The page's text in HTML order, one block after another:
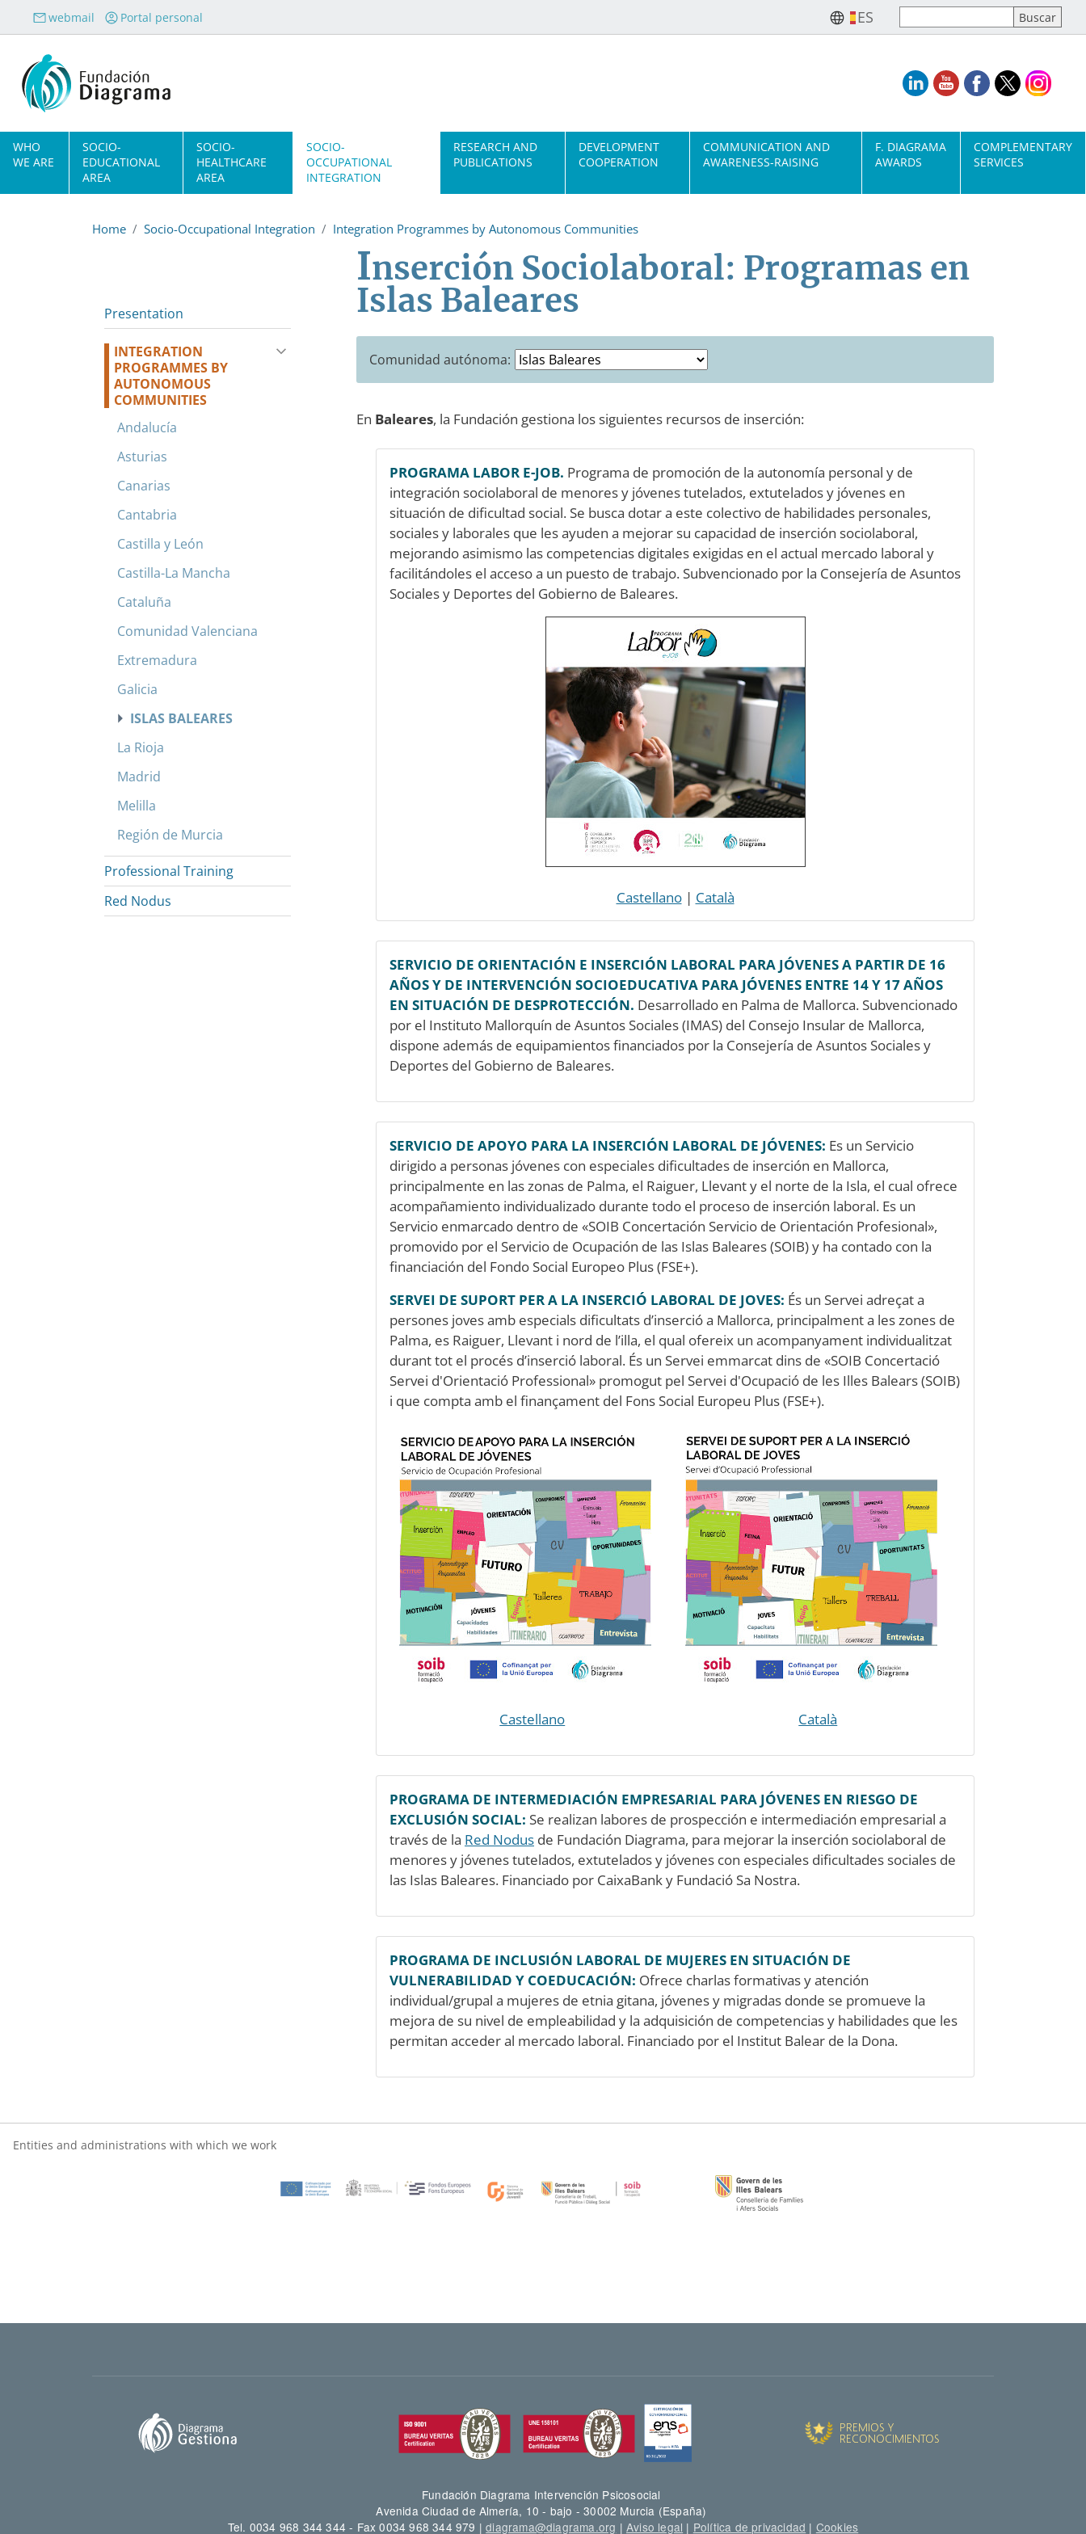
Skip to main content
webmail Portal personal ES
Navegación principal
WHO
WE ARE
SOCIO-
EDUCATIONAL
AREA
SOCIO-
HEALTHCARE
AREA
SOCIO-
OCCUPATIONAL
INTEGRATION
RESEARCH AND
PUBLICATIONS
DEVELOPMENT
COOPERATION
COMMUNICATION AND
AWARENESS-RAISING
F. DIAGRAMA
AWARDS
COMPLEMENTARY
SERVICES
Home Socio-Occupational Integration Integration Programmes by Autonomous Communities
Inserción Sociolaboral: Programas en
Islas Baleares
Comunidad autónoma:
En Baleares, la Fundación gestiona los siguientes recursos de inserción:
PROGRAMA LABOR E-JOB. Programa de promoción de la autonomía personal y de
integración sociolaboral de menores y jóvenes tutelados, extutelados y jóvenes en
situación de dificultad social. Se busca dotar a este colectivo de habilidades personales,
sociales y laborales que les ayuden a mejorar su capacidad de inserción sociolaboral,
mejorando asimismo las competencias digitales exigidas en el actual mercado laboral y
facilitándoles el acceso a un puesto de trabajo. Subvencionado por la Consejería de Asuntos
Sociales y Deportes del Gobierno de Baleares.
Castellano| Català
SERVICIO DE ORIENTACIÓN E INSERCIÓN LABORAL PARA JÓVENES A PARTIR DE 16
AÑOS Y DE INTERVENCIÓN SOCIOEDUCATIVA PARA JÓVENES ENTRE 14 Y 17 AÑOS
EN SITUACIÓN DE DESPROTECCIÓN. Desarrollado en Palma de Mallorca. Subvencionado
por el Instituto Mallorquín de Asuntos Sociales (IMAS) del Consejo Insular de Mallorca,
dispone además de equipamientos financiados por la Consejería de Asuntos Sociales y
Deportes del Gobierno de Baleares.
SERVICIO DE APOYO PARA LA INSERCIÓN LABORAL DE JÓVENES: Es un Servicio
dirigido a personas jóvenes con especiales dificultades de inserción en Mallorca,
principalmente en las zonas de Palma, el Raiguer, Llevant y el norte de la Isla, el cual ofrece
acompañamiento individualizado durante todo el proceso de inserción laboral. Es un
Servicio enmarcado dentro de «SOIB Concertación Servicio de Orientación Profesional»,
promovido por el Servicio de Ocupación de las Islas Baleares (SOIB) y ha contado con la
financiación del Fondo Social Europeo Plus (FSE+).
SERVEI DE SUPORT PER A LA INSERCIÓ LABORAL DE JOVES: És un Servei adreçat a
persones joves amb especials dificultats d’inserció a Mallorca, principalment a les zones de
Palma, es Raiguer, Llevant i nord de l’illa, el qual ofereix un acompanyament individualitzat
durant tot el procés d’inserció laboral. És un Servei emmarcat dins de «SOIB Concertació
Servei d'Orientació Professional» promogut pel Servei d'Ocupació de les Illes Balears (SOIB)
i que compta amb el finançament del Fons Social Europeu Plus (FSE+).
Image
Castellano
Image
Català
PROGRAMA DE INTERMEDIACIÓN EMPRESARIAL PARA JÓVENES EN RIESGO DE
EXCLUSIÓN SOCIAL: Se realizan labores de prospección e intermediación empresarial a
través de la Red Nodus de Fundación Diagrama, para mejorar la inserción sociolaboral de
menores y jóvenes tutelados, extutelados y jóvenes con especiales dificultades sociales de
las Islas Baleares. Financiado por CaixaBank y Fundació Sa Nostra.
PROGRAMA DE INCLUSIÓN LABORAL DE MUJERES EN SITUACIÓN DE
VULNERABILIDAD Y COEDUCACIÓN: Ofrece charlas formativas y atención
individual/grupal a mujeres de etnia gitana, jóvenes y migradas donde se promueve la
mejora de su nivel de empleabilidad y la adquisición de competencias y habilidades que les
permitan acceder al mercado laboral. Financiado por el Institut Balear de la Dona.
Presentation
INTEGRATION
PROGRAMMES BY
AUTONOMOUS
COMMUNITIES
Andalucía
Asturias
Canarias
Cantabria
Castilla y León
Castilla-La Mancha
Cataluña
Comunidad Valenciana
Extremadura
Galicia
ISLAS BALEARES
La Rioja
Madrid
Melilla
Región de Murcia
Professional Training
Red Nodus
Entities and administrations with which we work
Fundación Diagrama Intervención Psicosocial
Avenida Ciudad de Almería, 10 - bajo - 30002 Murcia (España)
Tel. 0034 968 344 344 - Fax 0034 968 344 979 |diagrama@diagrama.org | Aviso legal | Política de privacidad | Cookies